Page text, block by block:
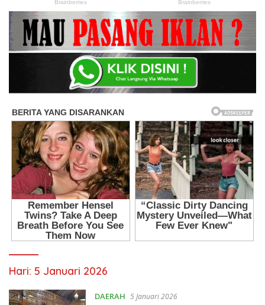
Hari: 5 Januari 2026
DAERAH 5 Januari 2026